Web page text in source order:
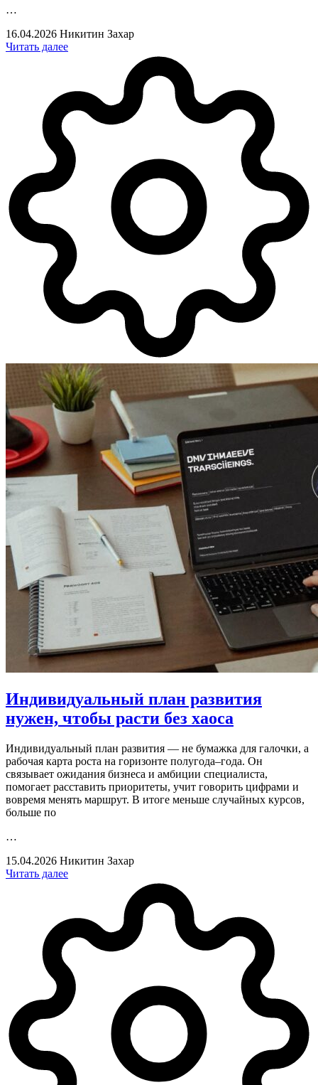
…
16.04.2026 Никитин Захар
Читать далее
Индивидуальный план развития
нужен, чтобы расти без хаоса
Индивидуальный план развития — не бумажка для галочки, а
рабочая карта роста на горизонте полугода–года. Он
связывает ожидания бизнеса и амбиции специалиста,
помогает расставить приоритеты, учит говорить цифрами и
вовремя менять маршрут. В итоге меньше случайных курсов,
больше по
…
15.04.2026 Никитин Захар
Читать далее